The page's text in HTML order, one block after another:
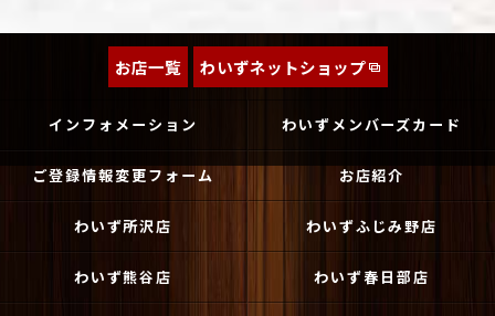
お店一覧 わいずネットショップ
インフォメーション わいずメンバーズカード
ご登録情報変更フォーム お店紹介
わいず所沢店 わいずふじみ野店
わいず熊谷店 わいず春日部店